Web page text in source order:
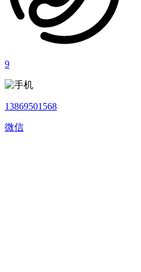
9
13869501568
微信